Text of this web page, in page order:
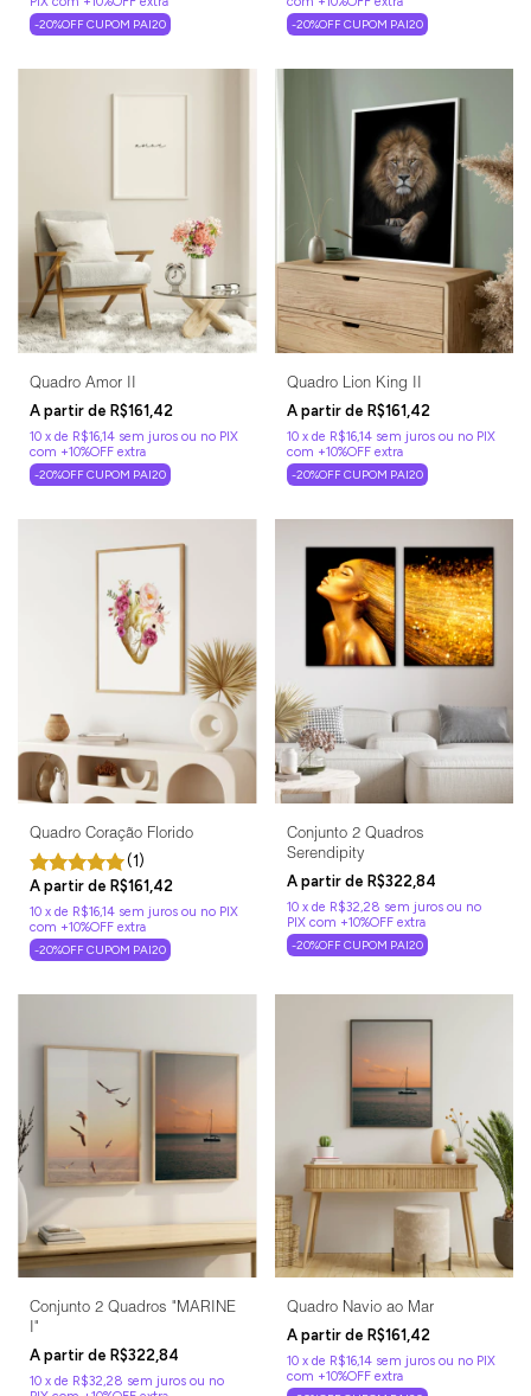
-20%OFF CUPOM PAI20 -20%OFF CUPOM PAI20
Quadro Amor II
R$161,42
10 x de R$16,14 sem juros
-20%OFF CUPOM PAI20
Quadro Lion King II
R$161,42
10 x de R$16,14 sem juros
-20%OFF CUPOM PAI20
Quadro Coração Florido
(1)
R$161,42
10 x de R$16,14 sem juros
-20%OFF CUPOM PAI20
Conjunto 2 Quadros
Serendipity
R$322,84
10 x de R$32,28 sem juros
-20%OFF CUPOM PAI20
Conjunto 2 Quadros "MARINE
I"
R$322,84
10 x de R$32,28 sem juros
Quadro Navio ao Mar
R$161,42
10 x de R$16,14 sem juros